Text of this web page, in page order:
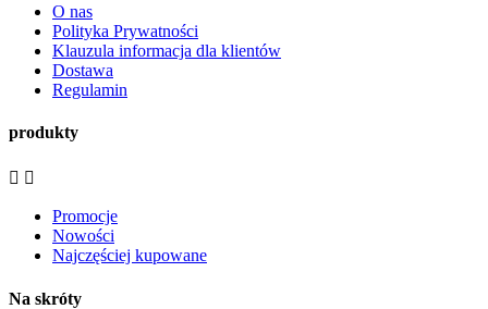
O nas
Polityka Prywatności
Klauzula informacja dla klientów
Dostawa
Regulamin
produkty
 
Promocje
Nowości
Najczęściej kupowane
Na skróty